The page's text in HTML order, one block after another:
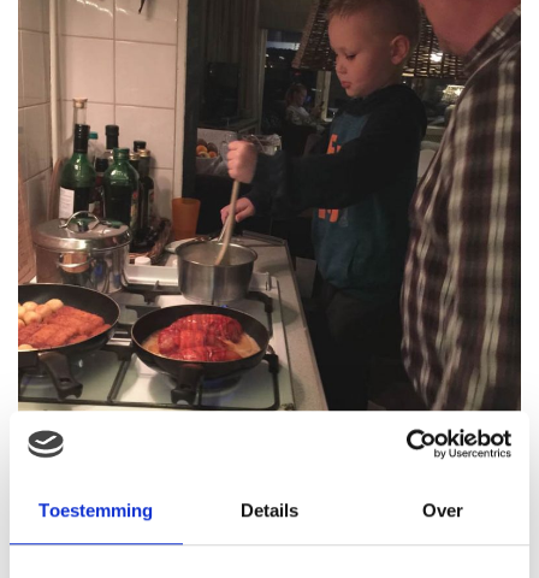
Toestemming Details Over
Ik vind het verschrikkelijk voor hem. Mijn hart breekt in
stellen. Maar niks is goed want het is niet papa. Dit is
denk ik een van de moeilijkste dingen die ik tegenkom